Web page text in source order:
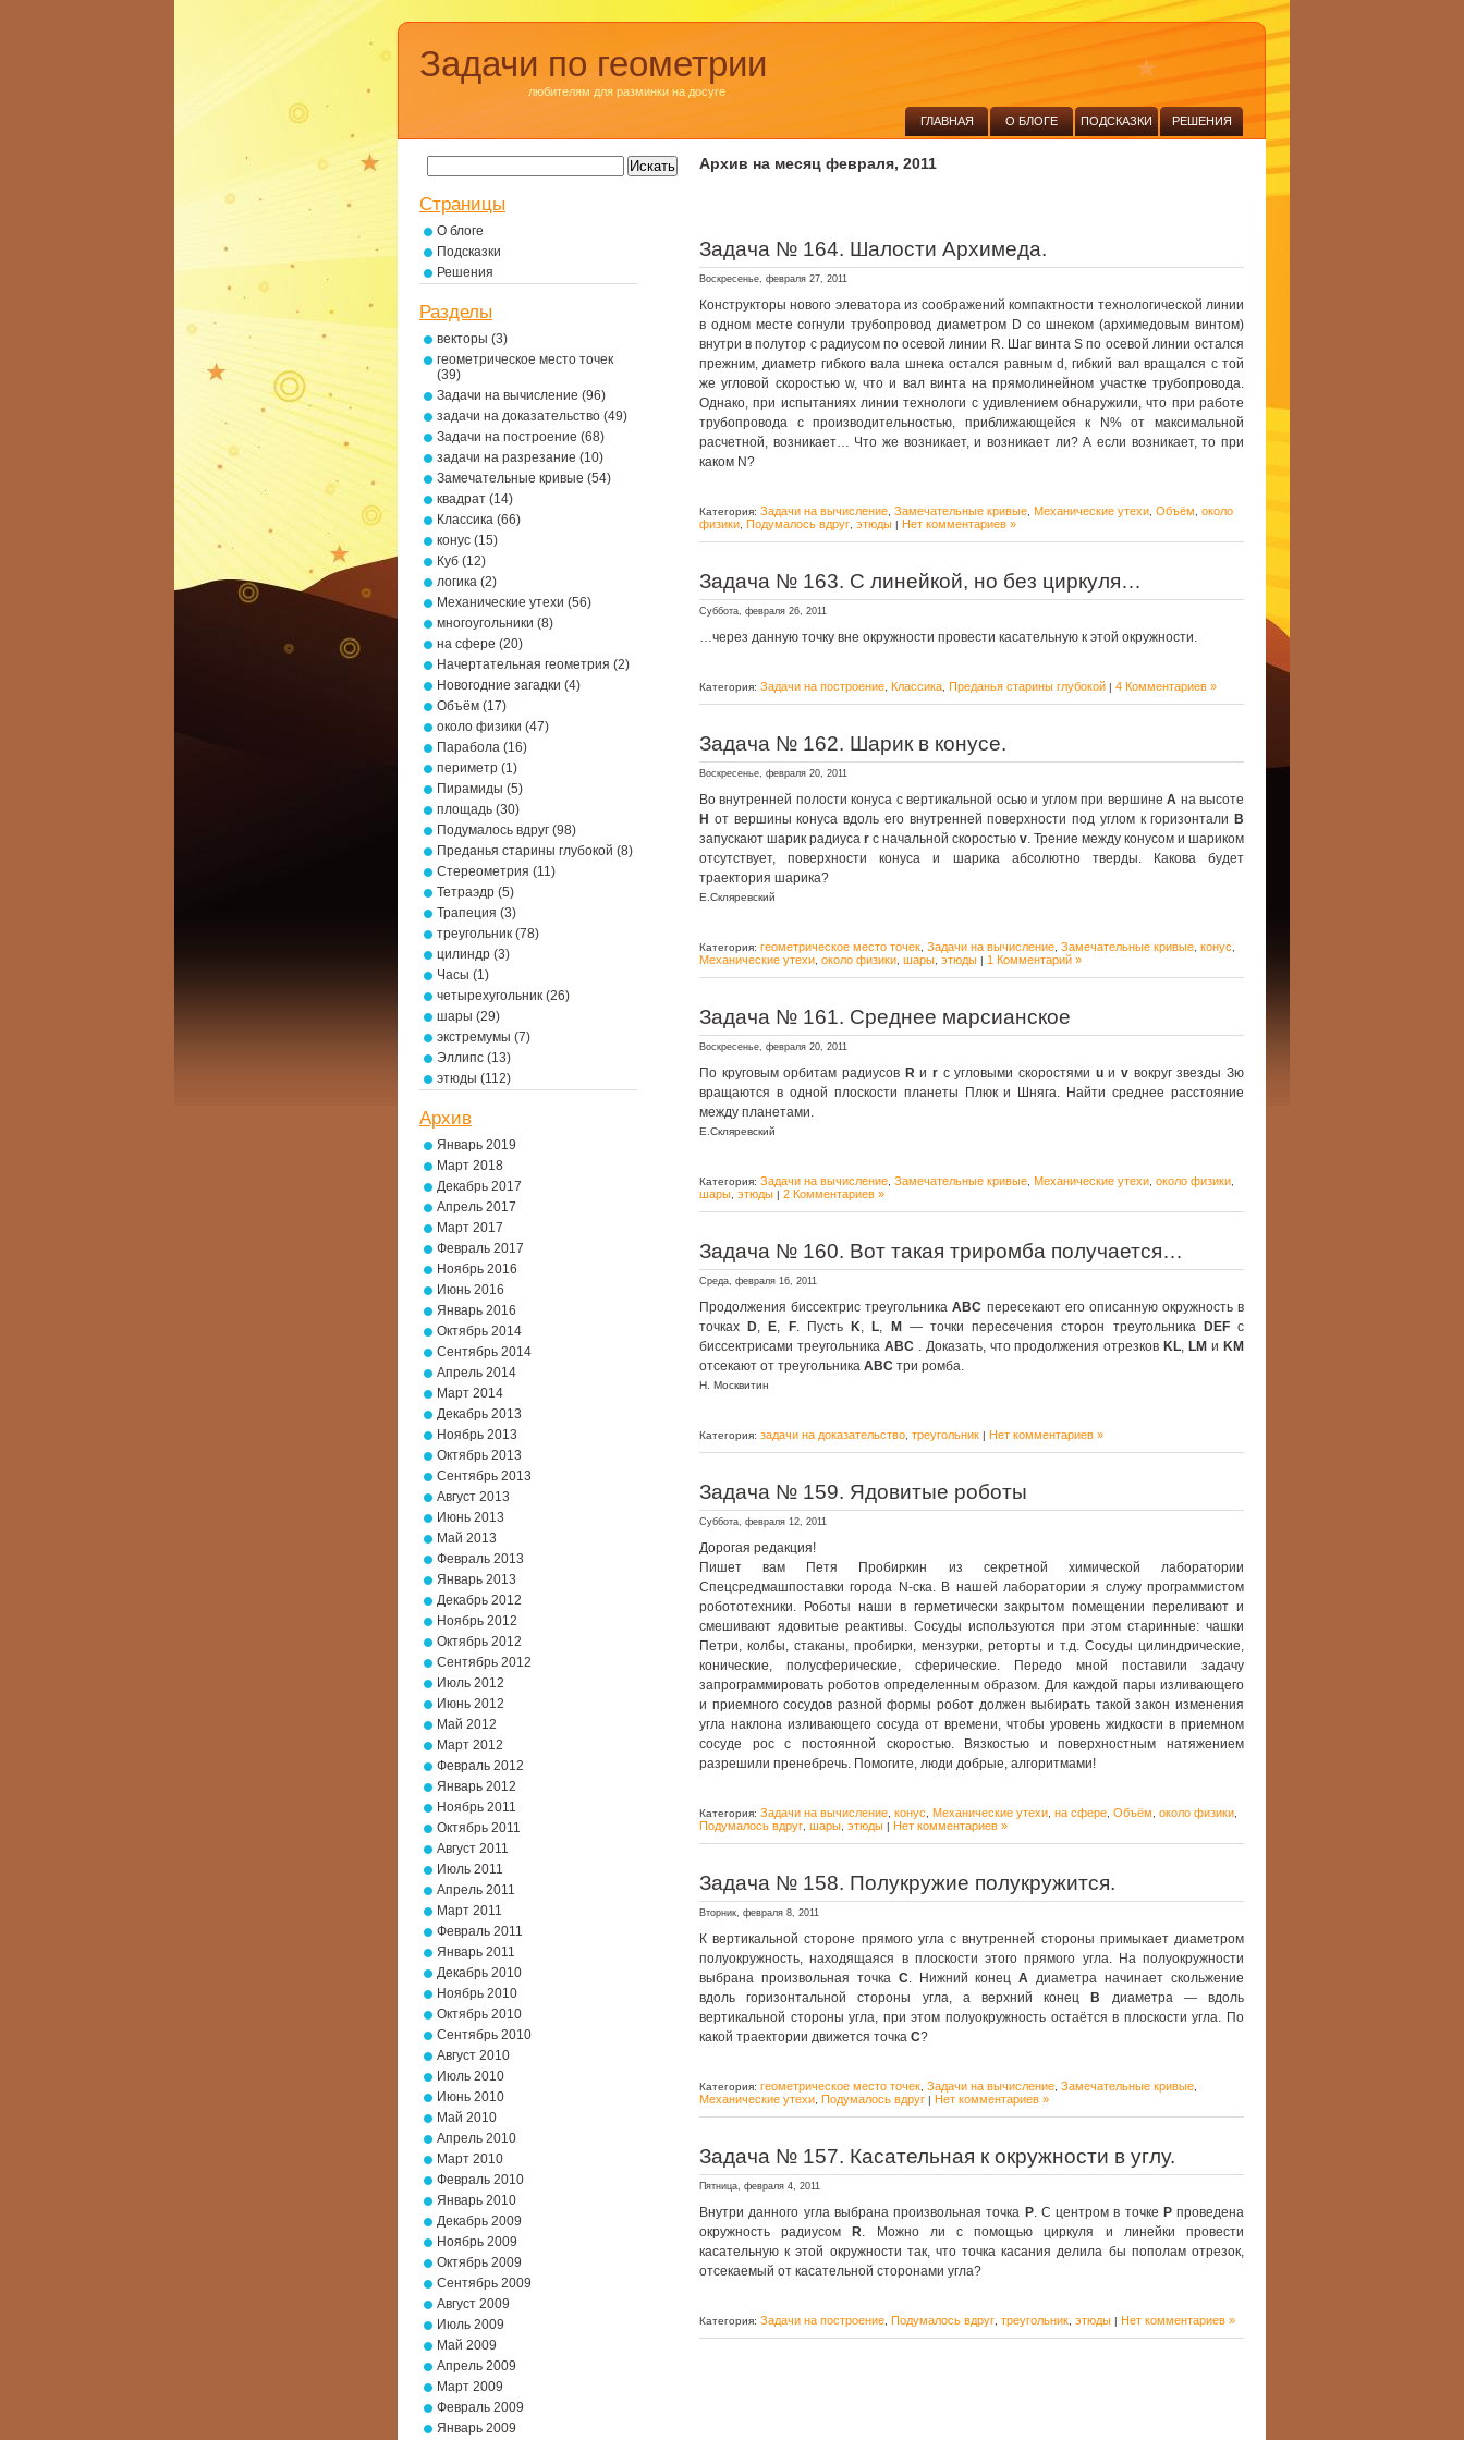
Задачи по геометрии
любителям для разминки на досуге
ГЛАВНАЯ О БЛОГЕ ПОДСКАЗКИ РЕШЕНИЯ
Архив на месяц февраля, 2011
Задача № 164. Шалости Архимеда.
Воскресенье, февраля 27, 2011
Конструкторы нового элеватора из соображений компактности технологической линии
в одном месте согнули трубопровод диаметром D со шнеком (архимедовым винтом)
внутри в полутор с радиусом по осевой линии R. Шаг винта S по осевой линии остался
прежним, диаметр гибкого вала шнека остался равным d, гибкий вал вращался с той
же угловой скоростью w, что и вал винта на прямолинейном участке трубопровода.
Однако, при испытаниях линии технологи с удивлением обнаружили, что при работе
трубопровода с производительностью, приближающейся к N% от максимальной
расчетной, возникает… Что же возникает, и возникает ли? А если возникает, то при
каком N?
Категория: Задачи на вычисление Замечательные кривые Механические утехи Объём около
физики Подумалось вдруг этюды | Нет комментариев »
Задача № 163. С линейкой, но без циркуля…
Суббота, февраля 26, 2011
…через данную точку вне окружности провести касательную к этой окружности.
Категория: Задачи на построение Классика Преданья старины глубокой | 4 Комментариев »
Задача № 162. Шарик в конусе.
Воскресенье, февраля 20, 2011
Во внутренней полости конуса с вертикальной осью и углом при вершинеA на высоте
H от вершины конуса вдоль его внутренней поверхности под углом к горизонтали B
запускают шарик радиуса r с начальной скоростью v. Трение между конусом и шариком
отсутствует, поверхности конуса и шарика абсолютно тверды. Какова будет
траектория шарика?
Е.Скляревский
Категория: геометрическое место точек Задачи на вычисление Замечательные кривые конус
Механические утехи около физики шары этюды | 1 Комментарий »
Задача № 161. Среднее марсианское
Воскресенье, февраля 20, 2011
По круговым орбитам радиусов Rиr с угловыми скоростями uиv вокруг звезды Зю
вращаются в одной плоскости планеты Плюк и Шняга. Найти среднее расстояние
между планетами.
Е.Скляревский
Категория: Задачи на вычисление Замечательные кривые Механические утехи около физики
шары этюды | 2 Комментариев »
Задача № 160. Вот такая триромба получается…
Среда, февраля 16, 2011
Продолжения биссектрис треугольникаABC пересекают его описанную окружность в
точках
D, E, F. Пусть K, L, M — точки пересечения сторон треугольника DEFс
биссектрисами треугольника ABC . Доказать, что продолжения отрезков KL, LMи KM
отсекают от треугольника ABC три ромба.
Н. Москвитин
Категория: задачи на доказательство треугольник | Нет комментариев »
Задача № 159. Ядовитые роботы
Суббота, февраля 12, 2011
Дорогая редакция!
Пишет вам Петя Пробиркин из секретной химической лаборатории
Спецсредмашпоставки города N-ска. В нашей лаборатории я служу программистом
робототехники. Роботы наши в герметически закрытом помещении переливают и
смешивают ядовитые реактивы. Сосуды используются при этом старинные: чашки
Петри, колбы, стаканы, пробирки, мензурки, реторты и т.д. Сосуды цилиндрические,
конические, полусферические, сферические. Передо мной поставили задачу
запрограммировать роботов определенным образом. Для каждой пары изливающего
и приемного сосудов разной формы робот должен выбирать такой закон изменения
угла наклона изливающего сосуда от времени, чтобы уровень жидкости в приемном
сосуде рос с постоянной скоростью. Вязкостью и поверхностным натяжением
разрешили пренебречь. Помогите, люди добрые, алгоритмами!
Категория: Задачи на вычисление конус Механические утехи на сфере Объём около физики
Подумалось вдруг шары этюды | Нет комментариев »
Задача № 158. Полукружие полукружится.
Вторник, февраля 8, 2011
К вертикальной стороне прямого угла с внутренней стороны примыкает диаметром
полуокружность, находящаяся в плоскости этого прямого угла. На полуокружности
выбрана произвольная точка С. Нижний конецА диаметра начинает скольжение
вдоль горизонтальной стороны угла, а верхний конец
B
диаметра — вдоль
вертикальной стороны угла, при этом полуокружность остаётся в плоскости угла. По
какой траектории движется точка С?
Категория: геометрическое место точек Задачи на вычисление Замечательные кривые
Механические утехи Подумалось вдруг | Нет комментариев »
Задача № 157. Касательная к окружности в углу.
Пятница, февраля 4, 2011
Внутри данного угла выбрана произвольная точка P. С центром в точке Pпроведена
окружность радиусом
R. Можно ли с помощью циркуля и линейки провести
касательную к этой окружности так, что точка касания делила бы пополам отрезок,
отсекаемый от касательной сторонами угла?
Категория: Задачи на построение Подумалось вдруг треугольник этюды | Нет комментариев »
Страницы
О блоге
Подсказки
Решения
Разделы
векторы (3)
геометрическое место точек
(39)
Задачи на вычисление (96)
задачи на доказательство (49)
Задачи на построение (68)
задачи на разрезание (10)
Замечательные кривые (54)
квадрат (14)
Классика (66)
конус (15)
Куб (12)
логика (2)
Механические утехи (56)
многоугольники (8)
на сфере (20)
Начертательная геометрия (2)
Новогодние загадки (4)
Объём (17)
около физики (47)
Парабола (16)
периметр (1)
Пирамиды (5)
площадь (30)
Подумалось вдруг (98)
Преданья старины глубокой (8)
Стереометрия (11)
Тетраэдр (5)
Трапеция (3)
треугольник (78)
цилиндр (3)
Часы (1)
четырехугольник (26)
шары (29)
экстремумы (7)
Эллипс (13)
этюды (112)
Архив
Январь 2019
Март 2018
Декабрь 2017
Апрель 2017
Март 2017
Февраль 2017
Ноябрь 2016
Июнь 2016
Январь 2016
Октябрь 2014
Сентябрь 2014
Апрель 2014
Март 2014
Декабрь 2013
Ноябрь 2013
Октябрь 2013
Сентябрь 2013
Август 2013
Июнь 2013
Май 2013
Февраль 2013
Январь 2013
Декабрь 2012
Ноябрь 2012
Октябрь 2012
Сентябрь 2012
Июль 2012
Июнь 2012
Май 2012
Март 2012
Февраль 2012
Январь 2012
Ноябрь 2011
Октябрь 2011
Август 2011
Июль 2011
Апрель 2011
Март 2011
Февраль 2011
Январь 2011
Декабрь 2010
Ноябрь 2010
Октябрь 2010
Сентябрь 2010
Август 2010
Июль 2010
Июнь 2010
Май 2010
Апрель 2010
Март 2010
Февраль 2010
Январь 2010
Декабрь 2009
Ноябрь 2009
Октябрь 2009
Сентябрь 2009
Август 2009
Июль 2009
Май 2009
Апрель 2009
Март 2009
Февраль 2009
Январь 2009